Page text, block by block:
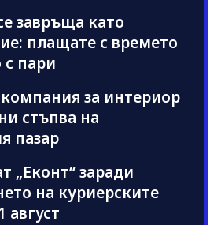
завръща като
плащате с времето
с пари
за интериор
стъпва на
пазар
„Еконт“ заради
на куриерските
август